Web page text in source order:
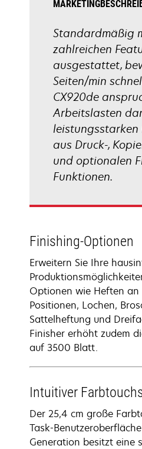
Standardmäßig
zahlreichen
ausgestattet,
Seiten/min
CX920de
Arbeitslasten
leistungsstarken
aus Druck-,
und optionalen
Funktionen.
Finishing-Optionen
Erweitern Sie Ihre
Optionen wie Heften an
Positionen, Lochen,
Sattelheftung und
Finisher erhöht zudem
auf 3500 Blatt.
Intuitiver
Der 25,4 cm große
Task-
Generation besitzt eine